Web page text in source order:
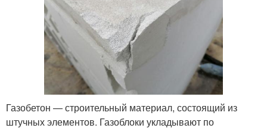
Газобетон — строительный материал, состоящий из
штучных элементов. Газоблоки укладывают по